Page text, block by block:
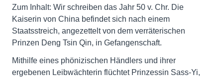
Zum Inhalt: Wir schreiben das Jahr 50 v. Chr. Die
Kaiserin von China befindet sich nach einem
Staatsstreich, angezettelt von dem verräterischen
Prinzen Deng Tsin Qin, in Gefangenschaft.
Mithilfe eines phönizischen Händlers und ihrer
ergebenen Leibwächterin flüchtet Prinzessin Sass-Yi,